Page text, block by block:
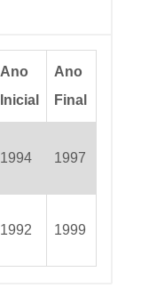
Ano
Inicial
Ano
Final
1994 1997
1992 1999